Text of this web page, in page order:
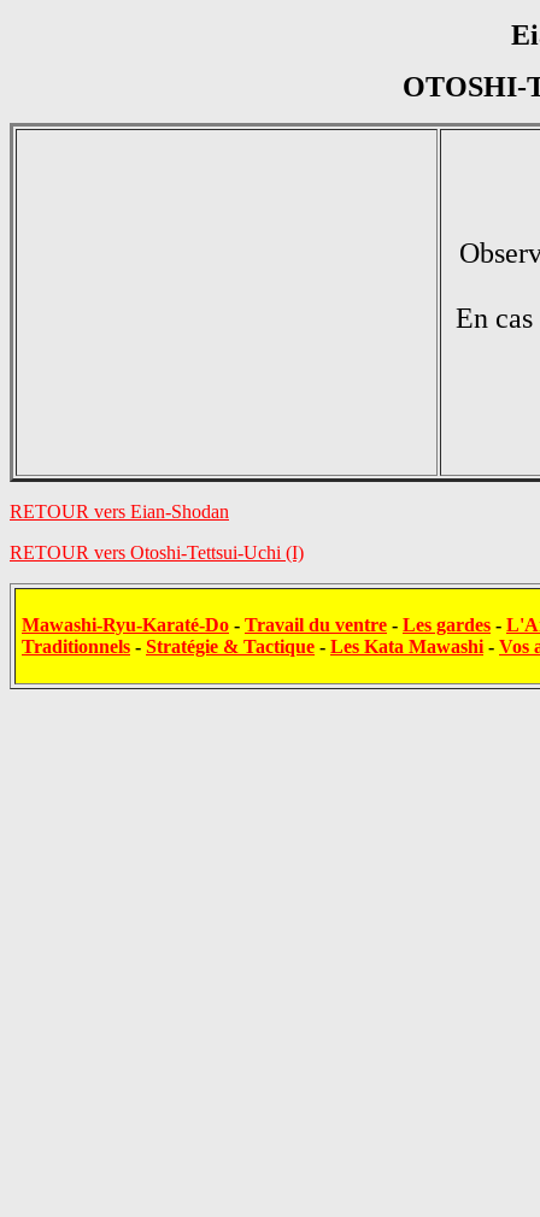
OTOSHI-
En
RETOUR vers Eian-Shodan
RETOUR vers Otoshi-Tettsui-Uchi (I)
Mawashi-Ryu-Karaté-Do - Travail du ventre - Les gardes -
Traditionnels - Stratégie & Tactique - Les Kata Mawashi - Vos